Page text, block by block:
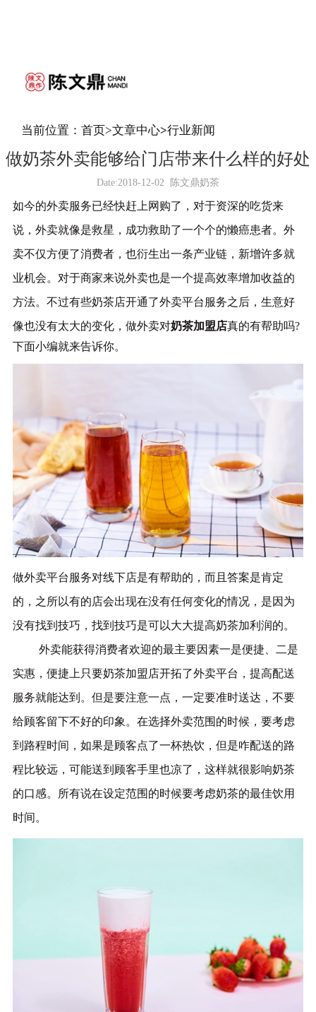
当前位置： 首页>文章中心>行业新闻
做奶茶外卖能够给门店带来什么样的好处
Date:2018-12-02 陈文鼎奶茶
如今的外卖服务已经快赶上网购了， 对于资深的吃货来
说，外卖就像是救星，成功救助了一个个的懒癌患者。外
卖不仅方便了消费者，也衍生出一条产业链，新增许多就
业机会。 对于商家来说外卖也是一个提高效率增加收益的
方法。不过有些奶茶店开通了外卖平台服务之后， 生意好
像也没有太大的变化，做外卖对奶茶加盟店真的有帮助吗?
下面小编就来告诉你。
做外卖平台服务对线下店是有帮助的，而且 答案是肯定
的， 之所以有的店会出现在没有任何变化的情况，是因为
没有找到 技巧， 找到技巧是可以大大提高奶茶加利润的。
外卖能获得消费者欢迎的最主要因素一是便捷、二是
实惠，便捷上只要奶茶加盟店开拓了外卖平台，提高配送
服务就能达到 。但是要注意一点，一定要准时送达，不要
给顾客留下不好的印象。在选择外卖范围的时候，要考虑
到路程时间，如果是顾客点了一杯热饮，但是咋配送的路
程比较远，可能送到顾客手里也凉了，这样就很影响奶茶
的口感。所有说在设定范围的时候要考虑奶茶的最佳饮用
时间。